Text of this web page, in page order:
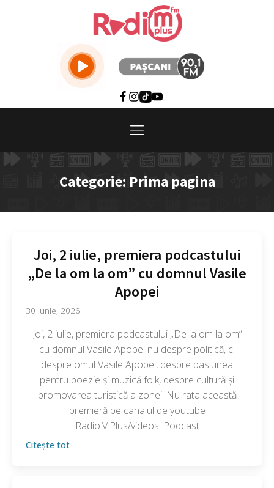
Categorie: Prima pagina
Joi, 2 iulie, premiera podcastului
„De la om la om” cu domnul Vasile
Apopei
30 iunie, 2026
Joi, 2 iulie, premiera podcastului „De la om la om”
cu domnul Vasile Apopei nu despre politică, ci
despre omul Vasile Apopei, despre pasiunea
pentru poezie și muzică folk, despre cultură și
promovarea turistică a zonei. Nu rata această
premieră pe canalul de youtube
RadioMPlus/videos. Podcast
Citește tot